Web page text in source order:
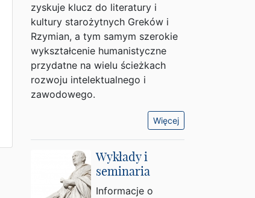
zyskuje klucz do literatury i
kultury starożytnych Greków i
Rzymian, a tym samym szerokie
wykształcenie humanistyczne
przydatne na wielu ścieżkach
rozwoju intelektualnego i
zawodowego.
Więcej
Wykłady i
seminaria
Informacje o